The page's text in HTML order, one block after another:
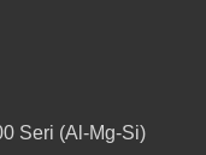
Seri (Al-Mg-Si)